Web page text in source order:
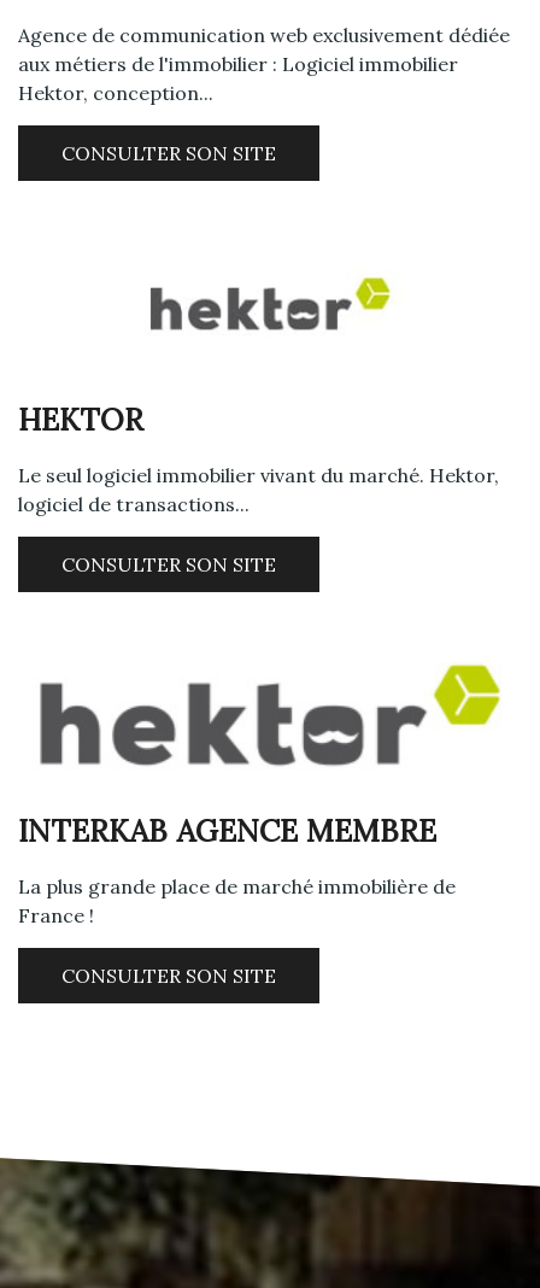
Agence de communication web exclusivement dédiée
aux métiers de l'immobilier : Logiciel immobilier
Hektor, conception...
CONSULTER SON SITE
HEKTOR
Le seul logiciel immobilier vivant du marché. Hektor,
logiciel de transactions...
CONSULTER SON SITE
INTERKAB AGENCE MEMBRE
La plus grande place de marché immobilière de
France !
CONSULTER SON SITE